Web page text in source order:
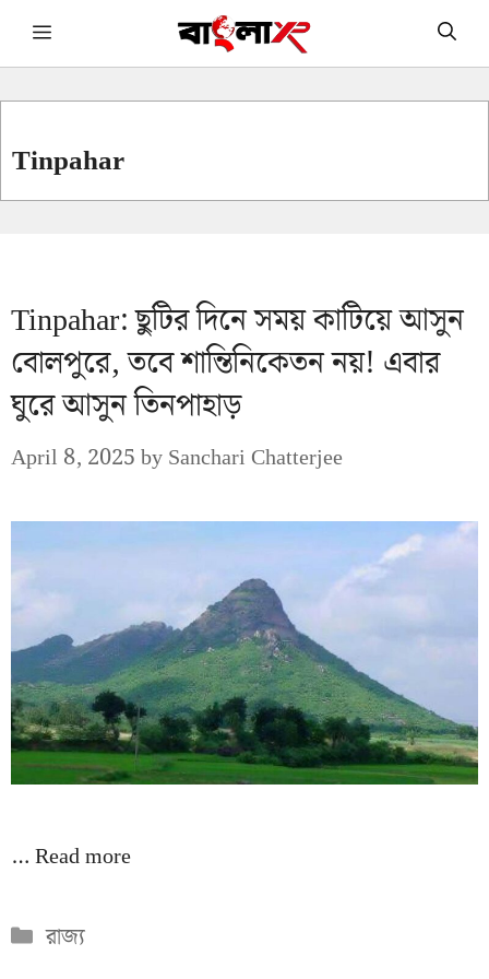
Skip Menu
Tinpahar
Tinpahar: ছুটির দিনে সময় কাটিয়ে আসুন
বোলপুরে, তবে শান্তিনিকেতন নয়! এবার
ঘুরে আসুন তিনপাহাড়
April 8, 2025bySanchari Chatterjee
…Read more
Categories
রাজ্য